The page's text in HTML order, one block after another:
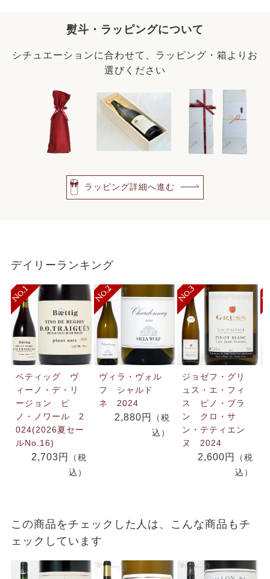
熨斗・ラッピングについて
シチュエーションに合わせて、ラッピング・箱よりお
選びください
ラッピング詳細へ進む
デイリーランキング
ベティッグ ヴ
ィーノ・デ・リ
ージョン ピ
ノ・ノワール 2
024(2026夏セー
ルNo.16)
2,703円
（税
込）
ヴィラ・ヴォル
フ シャルド
ネ 2024
2,880円
（税
込）
ジョゼフ・グリ
ュス・エ・フィ
ス ピノ・ブラ
ン クロ・サ
ン・テティエン
ヌ 2024
2,600円
（税
込）
この商品をチェックした人は、こんな商品もチ
ェックしています